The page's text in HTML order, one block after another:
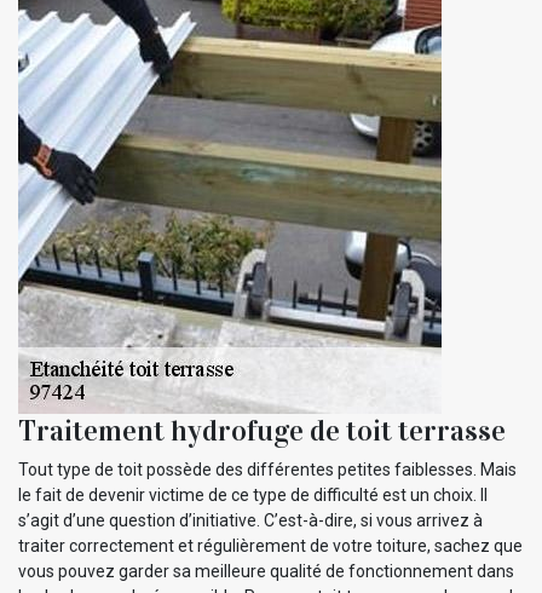
Traitement hydrofuge de toit terrasse
Tout type de toit possède des différentes petites faiblesses. Mais
le fait de devenir victime de ce type de difficulté est un choix. Il
s’agit d’une question d’initiative. C’est-à-dire, si vous arrivez à
traiter correctement et régulièrement de votre toiture, sachez que
vous pouvez garder sa meilleure qualité de fonctionnement dans